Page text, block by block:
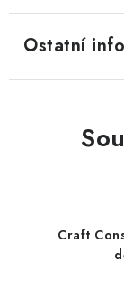
Ostatní
Craft